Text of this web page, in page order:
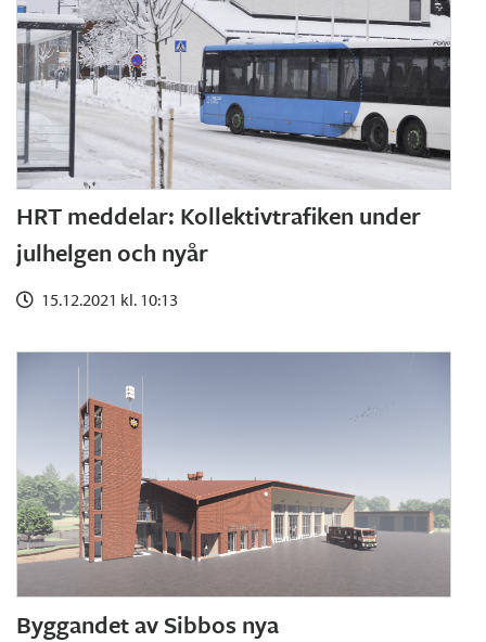
HRT meddelar: Kollektivtrafiken under
julhelgen och nyår
15.12.2021 kl. 10:13
Byggandet av Sibbos nya